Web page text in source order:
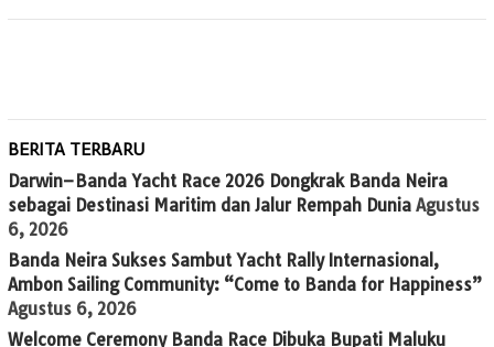
BERITA TERBARU
Darwin–Banda Yacht Race 2026 Dongkrak Banda Neira
sebagai Destinasi Maritim dan Jalur Rempah Dunia Agustus
6, 2026
Banda Neira Sukses Sambut Yacht Rally Internasional,
Ambon Sailing Community: “Come to Banda for Happiness”
Agustus 6, 2026
Welcome Ceremony Banda Race Dibuka Bupati Maluku